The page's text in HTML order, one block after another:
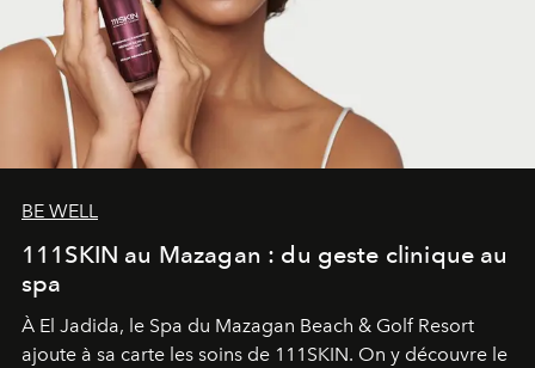
BE WELL
111SKIN au Mazagan : du geste clinique au
spa
À El Jadida, le Spa du Mazagan Beach & Golf Resort
ajoute à sa carte les soins de 111SKIN. On y découvre le